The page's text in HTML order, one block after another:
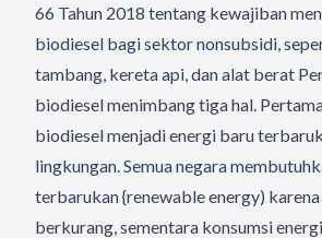
66 Tahun 2018 tentang kewajiban
biodiesel bagi sektor nonsubsidi,
tambang, kereta api, dan alat berat
biodiesel menimbang tiga hal.
biodiesel menjadi energi baru
lingkungan. Semua negara
terbarukan {renewable energy)
berkurang, sementara konsumsi